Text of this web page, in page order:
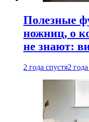
Полезные
ножниц, о
не знают:
2 года спустя2